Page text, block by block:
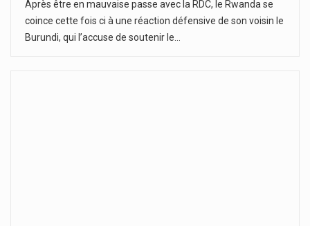
Après être en mauvaise passe avec la RDC, le Rwanda se
coince cette fois ci à une réaction défensive de son voisin le
Burundi, qui l’accuse de soutenir le…